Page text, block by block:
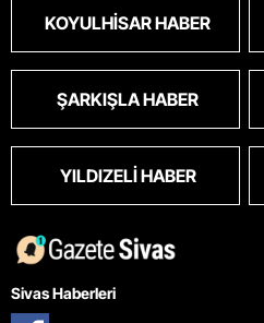
KOYULHISAR HABER
ŞARKIŞLA HABER
YILDIZELI HABER
Sivas Haberleri